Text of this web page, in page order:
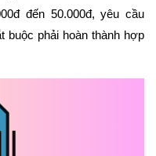
đến 50.000đ, yêu cầu
buộc phải hoàn thành hợp